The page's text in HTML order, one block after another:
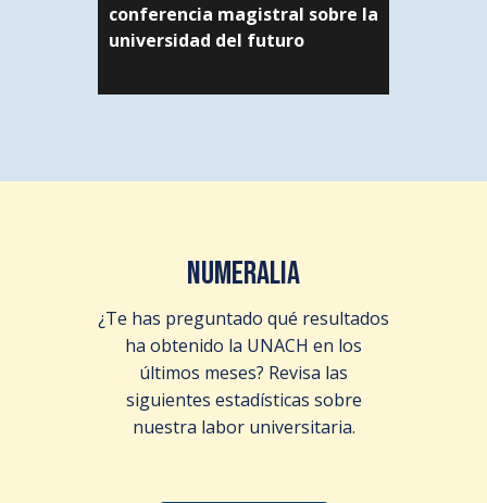
conferencia magistral sobre la
universidad del futuro
NUMERALIA
¿Te has preguntado qué resultados
ha obtenido la UNACH en los
últimos meses? Revisa las
siguientes estadísticas sobre
nuestra labor universitaria.